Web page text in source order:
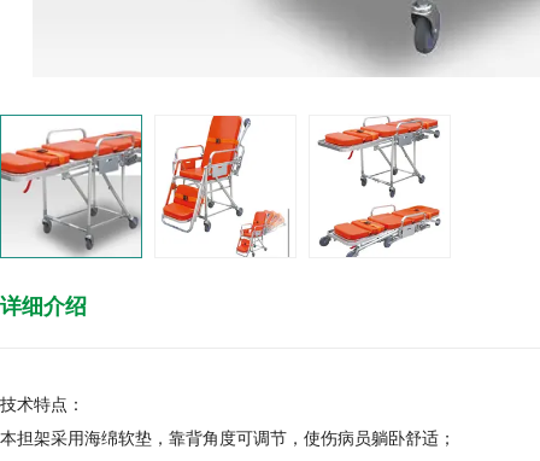
详细介绍
技术特点：
本担架采用海绵软垫，靠背角度可调节，使伤病员躺卧舒适；